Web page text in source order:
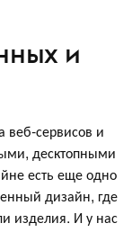
и
веб-сервисов и
десктопными
есть еще одно
дизайн, где
изделия. И у нас